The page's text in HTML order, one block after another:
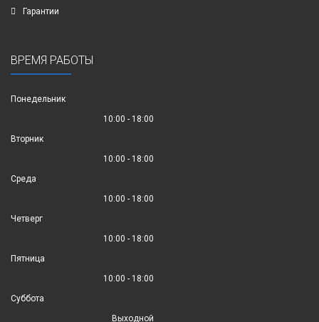
Гарантии
ВРЕМЯ РАБОТЫ
Понедельник
10:00 - 18:00
Вторник
10:00 - 18:00
Среда
10:00 - 18:00
Четверг
10:00 - 18:00
Пятница
10:00 - 18:00
Суббота
Выходной